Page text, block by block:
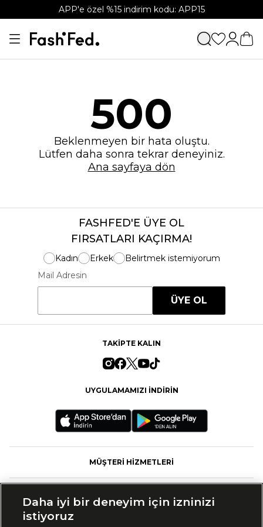
APP'e özel %15 indirim kodu: APP15
500
Beklenmeyen bir hata oluştu.
Lütfen daha sonra tekrar deneyiniz.
Ana sayfaya dön
FASHFED'E ÜYE OL
FIRSATLARI KAÇIRMA!
Kadın Erkek
Belirtmek istemiyorum
Mail Adresin
ÜYE OL
TAKİPTE KALIN
UYGULAMAMIZI İNDİRİN
MÜŞTERİ HİZMETLERİ
Daha iyi bir deneyim için izninizi
istiyoruz